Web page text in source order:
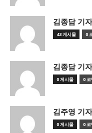
김종담 기자
43 게시물 0
김종담 기자
0 게시물 0
김주영 기자
0 게시물 0